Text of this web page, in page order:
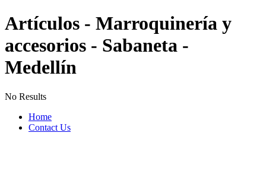
Artículos - Marroquinería y
accesorios - Sabaneta -
Medellín
No Results
Home
Contact Us